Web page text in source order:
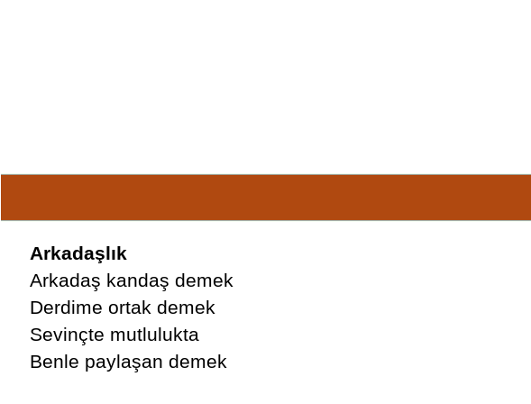
Arkadaşlık
Arkadaş kandaş demek
Derdime ortak demek
Sevinçte mutlulukta
Benle paylaşan demek